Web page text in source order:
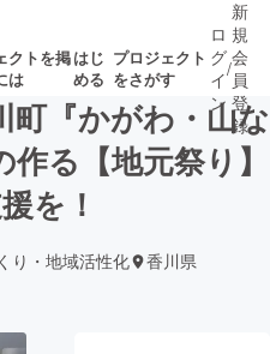
クトを掲
は
はじ
める
プロジェクト
をさがす
ロ募集終了が近いプ
ロジェクト
ロ
グ
イ
ン
/
新
規
会
員
登
録
町『かがわ・山な
る【地元祭り】
を！
り・地域活性化 香川県